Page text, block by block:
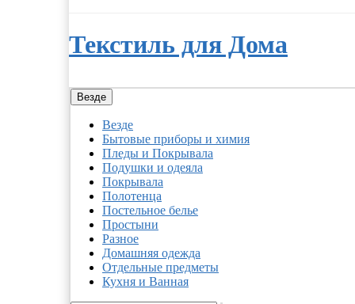
Текстиль для Дома
Везде
Везде
Бытовые приборы и химия
Пледы и Покрывала
Подушки и одеяла
Покрывала
Полотенца
Постельное белье
Простыни
Разное
Домашняя одежда
Отдельные предметы
Кухня и Ванная